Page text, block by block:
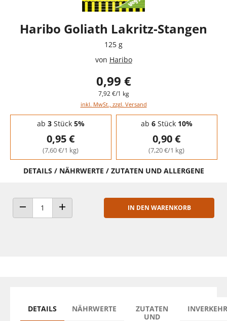
Haribo Goliath Lakritz-Stangen
125 g
von Haribo
0,99 €
7,92 €/1 kg
inkl. MwSt., zzgl. Versand
Staffelpreise - Mengenrabatt
ab 3Stück 5%
0,95 €
(7,60 €/1 kg)
ab 6Stück 10%
0,90 €
(7,20 €/1 kg)
DETAILS / NÄHRWERTE / ZUTATEN UND ALLERGENE
ANZAHL VERRINGERNANZAHL ERHÖHEN
IN DEN WARENKORB
DETAILS NÄHRWERTE
ZUTATEN
UND